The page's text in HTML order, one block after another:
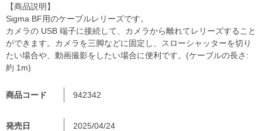
商品コード 942342
発売日 2025/04/24
【商品説明】
Sigma BF用のケーブルレリーズです。
カメラの USB 端子に接続して、カメラから離れてレリーズすること
ができます。カメラを三脚などに固定し、スローシャッターを切り
たい場合や、動画撮影をしたい場合に便利です。(ケーブルの長さ:
約 1m)